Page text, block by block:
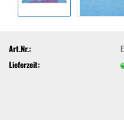
Art.Nr.:
Lieferzeit: